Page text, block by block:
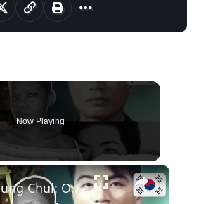
Now Playing
×
Yoo Young Chul: O maior serial killer da Coreia do Sul – O Assassino da Capa de Chuva